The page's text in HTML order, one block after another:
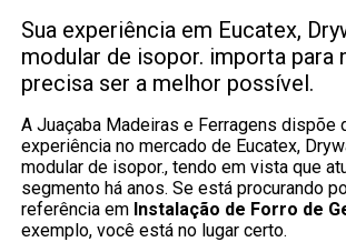
Sua experiência em Eucatex,
modular de isopor. importa para
precisa ser a melhor possível.
A Juaçaba Madeiras e Ferragens dispõe
experiência no mercado de Eucatex,
modular de isopor., tendo em vista que
segmento há anos. Se está procurando
referência em Instalação de Forro de
exemplo, você está no lugar certo.